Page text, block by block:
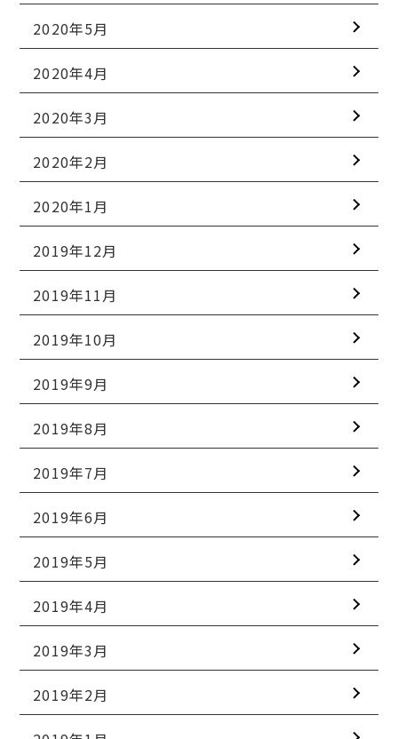
2020年5月
2020年4月
2020年3月
2020年2月
2020年1月
2019年12月
2019年11月
2019年10月
2019年9月
2019年8月
2019年7月
2019年6月
2019年5月
2019年4月
2019年3月
2019年2月